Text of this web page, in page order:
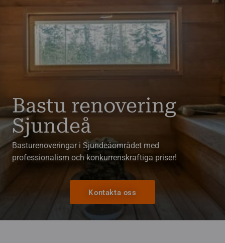
Bastu renovering
Sjundeå
Basturenoveringar i Sjundeåområdet med
professionalism och konkurrenskraftiga priser!
Kontakta oss